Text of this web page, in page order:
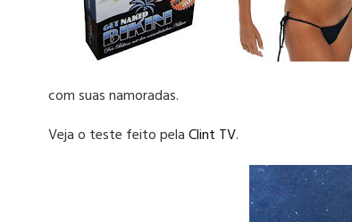
com suas namoradas.
Veja o teste feito pelaClint TV.